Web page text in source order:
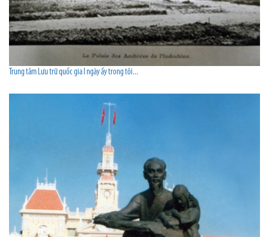
Trung tâm Lưu trữ quốc gia I ngày ấy trong tôi...